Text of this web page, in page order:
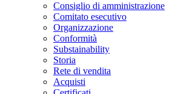
Consiglio di amministrazione
Comitato esecutivo
Organizzazione
Conformità
Substainability
Storia
Rete di vendita
Acquisti